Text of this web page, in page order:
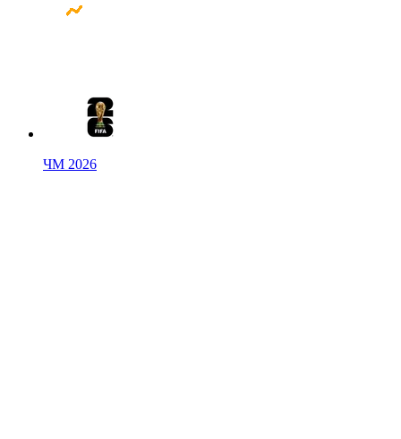
ЧМ 2026